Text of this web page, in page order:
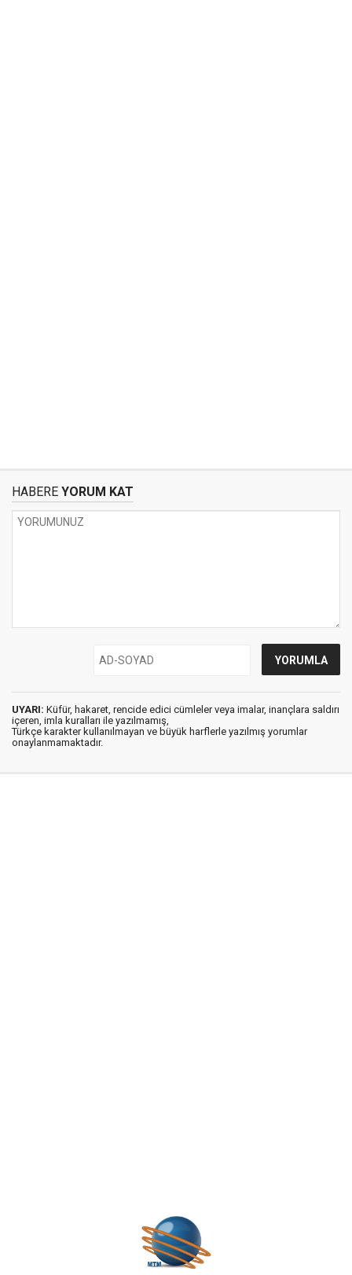
HABERE YORUM KAT
UYARI: Küfür, hakaret, rencide edici cümleler veya imalar, inançlara saldırı
içeren, imla kuralları ile yazılmamış,
Türkçe karakter kullanılmayan ve büyük harflerle yazılmış yorumlar
onaylanmamaktadır.